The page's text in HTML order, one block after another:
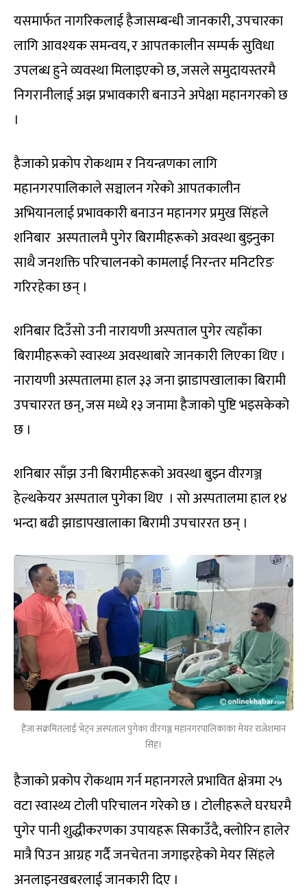
यसमार्फत नागरिकलाई हैजासम्बन्धी जानकारी, उपचारका
लागि आवश्यक समन्वय, र आपतकालीन सम्पर्क सुविधा
उपलब्ध हुने व्यवस्था मिलाइएको छ, जसले समुदायस्तरमै
निगरानीलाई अझ प्रभावकारी बनाउने अपेक्षा महानगरको छ
।
हैजाको प्रकोप रोकथाम र नियन्त्रणका लागि
महानगरपालिकाले सञ्चालन गरेको आपतकालीन
अभियानलाई प्रभावकारी बनाउन महानगर प्रमुख सिंहले
शनिबार अस्पतालमै पुगेर बिरामीहरूको अवस्था बुझ्नुका
साथै जनशक्ति परिचालनको कामलाई निरन्तर मनिटरिङ
गरिरहेका छन् ।
शनिबार दिउँसो उनी नारायणी अस्पताल पुगेर त्यहाँका
बिरामीहरूको स्वास्थ्य अवस्थाबारे जानकारी लिएका थिए ।
नारायणी अस्पतालमा हाल ३३ जना झाडापखालाका बिरामी
उपचाररत छन्, जस मध्ये १३ जनामा हैजाको पुष्टि भइसकेको
छ ।
शनिबार साँझ उनी बिरामीहरूको अवस्था बुझ्न वीरगञ्ज
हेल्थकेयर अस्पताल पुगेका थिए । सो अस्पतालमा हाल १४
भन्दा बढी झाडापखालाका बिरामी उपचाररत छन् ।
हैजा संक्रमितलाई भेट्न अस्पताल पुगेका वीरगञ्ज महानगरपालिकाका मेयर राजेशमान
सिंह।
हैजाको प्रकोप रोकथाम गर्न महानगरले प्रभावित क्षेत्रमा २५
वटा स्वास्थ्य टोली परिचालन गरेको छ । टोलीहरूले घरघरमै
पुगेर पानी शुद्धीकरणका उपायहरू सिकाउँदै, क्लोरिन हालेर
मात्रै पिउन आग्रह गर्दै जनचेतना जगाइरहेको मेयर सिंहले
अनलाइनखबरलाई जानकारी दिए ।